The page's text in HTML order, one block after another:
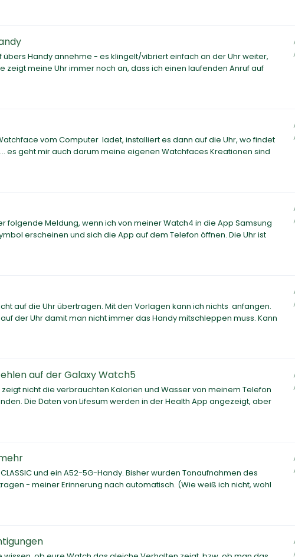
Handy annehme - es klingelt/vibriert einfach an der Uhr weiter,
meine Uhr immer noch an, dass ich einen laufenden Anruf auf
vom Computer ladet, installiert es dann auf die Uhr, wo findet
es geht mir auch darum meine eigenen Watchfaces Kreationen sind
Meldung, wenn ich von meiner Watch4 in die App Samsung
erscheinen und sich die App auf dem Telefon öffnen. Die Uhr ist
auf die Uhr übertragen. Mit den Vorlagen kann ich nichts anfangen.
der Uhr damit man nicht immer das Handy mitschleppen muss. Kann
auf der Galaxy Watch5
nicht die verbrauchten Kalorien und Wasser von meinem Telefon
Die Daten von Lifesum werden in der Health App angezeigt, aber
und ein A52-5G-Handy. Bisher wurden Tonaufnahmen des
- meiner Erinnerung nach automatisch. (Wie weiß ich nicht, wohl